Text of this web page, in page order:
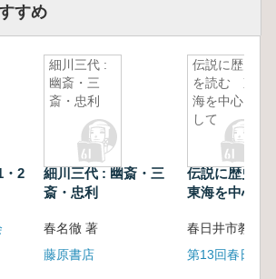
すめ
2
細川三代 :
幽斎・三
斎・忠利
細川三代 : 幽斎・三
斎・忠利
春名徹 著
藤原書店
伝説に歴史
を読む 東
海を中心に
して
伝説に歴史
東海を中心に
春日井市教育